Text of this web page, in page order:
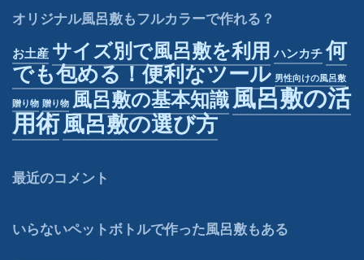
オリジナル風呂敷もフルカラーで作れる？
お土産 サイズ別で風呂敷を利用 ハンカチ 何
でも包める！便利なツール 男性向けの風呂敷
贈り物 贈り物 風呂敷の基本知識風呂敷の活
用術風呂敷の選び方
最近のコメント
いらないペットボトルで作った風呂敷もある